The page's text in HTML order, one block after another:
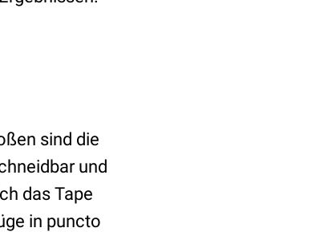
sind die
und
das Tape
in puncto